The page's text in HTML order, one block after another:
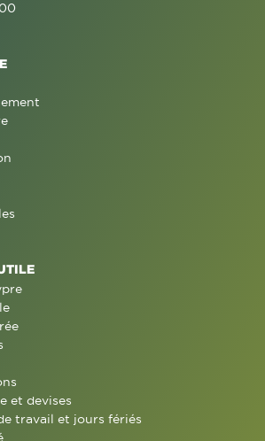
et devises
travail et jours fériés